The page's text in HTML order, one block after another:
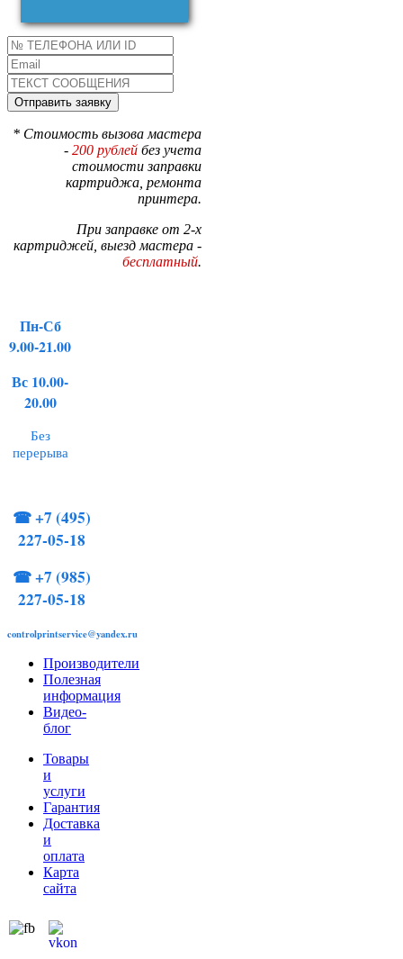
* Стоимость вызова мастера
- 200 рублей без учета
стоимости заправки
картриджа, ремонта
принтера.
При заправке от 2-х
картриджей, выезд мастера -
бесплатный.
Пн-Сб
9.00-21.00
Вс 10.00-
20.00
Без
перерыва
☎+7 (495)
227-05-18
☎+7 (985)
227-05-18
controlprintservice@yandex.ru
Производители
Полезная
информация
Видео-
блог
Товары
и
услуги
Гарантия
Доставка
и
оплата
Карта
сайта